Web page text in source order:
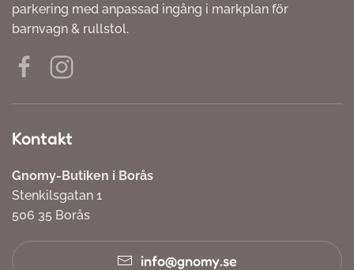
parkering med anpassad ingång i markplan för
barnvagn & rullstol.
Kontakt
Gnomy-Butiken i Borås
Stenkilsgatan 1
506 35 Borås
info@gnomy.se